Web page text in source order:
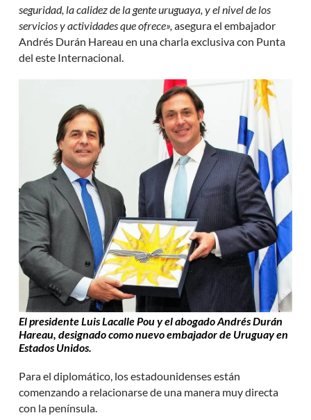
seguridad, la calidez de la gente uruguaya, y el nivel de los
servicios y actividades que ofrece»,asegura el embajador
Andrés Durán Hareau en una charla exclusiva con Punta
del este Internacional.
El presidente Luis Lacalle Pou y el abogado Andrés Durán
Hareau, designado como nuevo embajador de Uruguay en
Estados Unidos.
Para el diplomático, los estadounidenses están
comenzando a relacionarse de una manera muy directa
con la península.